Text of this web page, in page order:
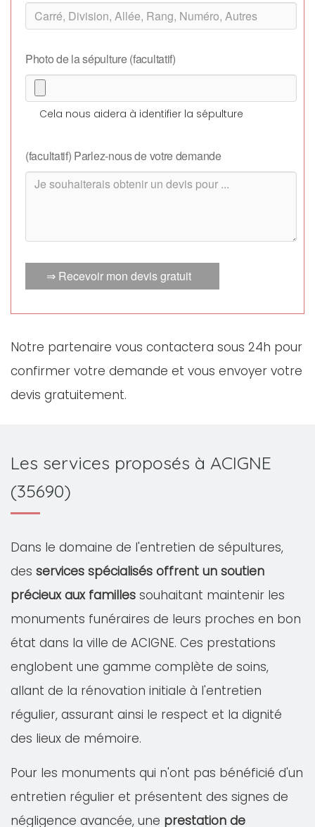
Photo de la sépulture (facultatif)
Cela nous aidera à identifier la sépulture
(facultatif) Parlez-nous de votre demande
⇒ Recevoir mon devis gratuit
Notre partenaire vous contactera sous 24h pour
confirmer votre demande et vous envoyer votre
devis gratuitement.
Les services proposés à ACIGNE
(35690)
Dans le domaine de l'entretien de sépultures,
des services spécialisés offrent un soutien
précieux aux familles souhaitant maintenir les
monuments funéraires de leurs proches en bon
état dans la ville de ACIGNE. Ces prestations
englobent une gamme complète de soins,
allant de la rénovation initiale à l'entretien
régulier, assurant ainsi le respect et la dignité
des lieux de mémoire.
Pour les monuments qui n'ont pas bénéficié d'un
entretien régulier et présentent des signes de
négligence avancée, une prestation de